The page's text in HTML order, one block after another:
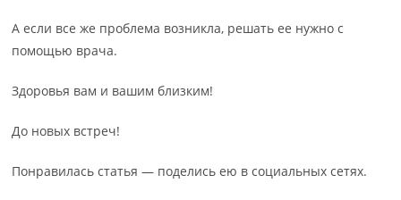
А если все же проблема возникла, решать ее нужно с
помощью врача.
Здоровья вам и вашим близким!
До новых встреч!
Понравилась статья — поделись ею в социальных сетях.